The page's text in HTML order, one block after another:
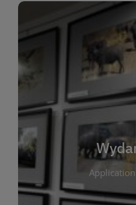
W tej zakładce
wszystkich
bibliotekę. Znajdziesz
autorskich,
tematycznych dla
wydarzenie ma na
czytelniczej oraz
Dzięki kalendarzowi